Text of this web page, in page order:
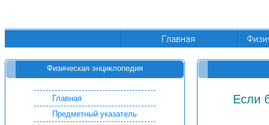
Физическая энциклопедия
Главная
Предметный указатель
Если